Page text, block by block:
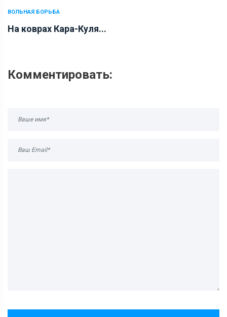
ВОЛЬНАЯ БОРЬБА
На коврах Кара-Куля...
Комментировать: